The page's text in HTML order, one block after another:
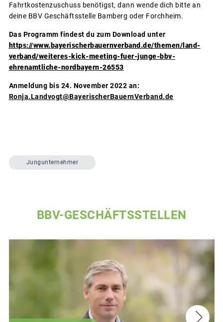
Fahrtkostenzuschuss benötigst, dann wende dich bitte an
deine BBV Geschäftsstelle Bamberg oder Forchheim.
Das Programm findest du zum Download unter
https://www.bayerischerbauernverband.de/themen/land-
verband/weiteres-kick-meeting-fuer-junge-bbv-
ehrenamtliche-nordbayern-26553
Anmeldung bis 24. November 2022 an:
Ronja.Landvogt@BayerischerBauernVerband.de
Jungunternehmer
BBV-GESCHÄFTSSTELLEN